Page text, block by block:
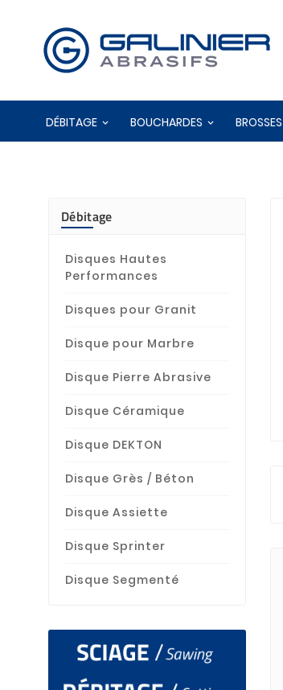
DÉBITAGE BOUCHARDES BROSSES
Débitage
Disques Hautes
Performances
Disques pour Granit
Disque pour Marbre
Disque Pierre Abrasive
Disque Céramique
Disque DEKTON
Disque Grès / Béton
Disque Assiette
Disque Sprinter
Disque Segmenté